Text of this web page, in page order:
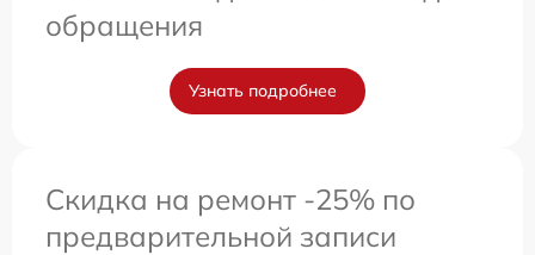
обращения
Узнать подробнее
Скидка на ремонт -25% по
предварительной записи